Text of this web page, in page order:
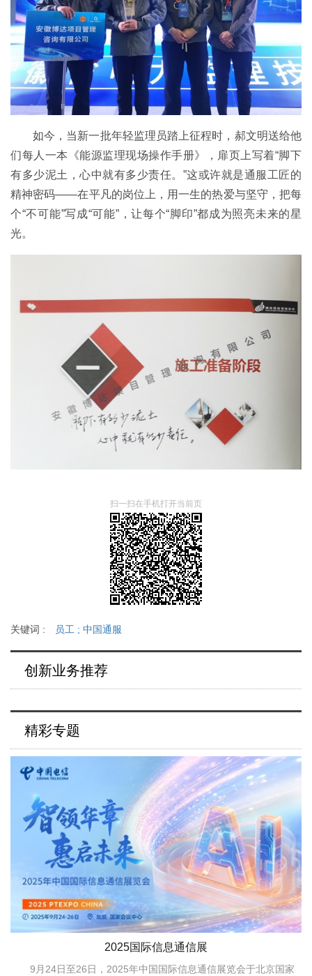
如今，当新一批年轻监理员踏上征程时，郝文明送给他
们每人一本《能源监理现场操作手册》，扉页上写着“脚下
有多少泥土，心中就有多少责任。”这或许就是通服工匠的
精神密码——在平凡的岗位上，用一生的热爱与坚守，把每
个“不可能”写成“可能”，让每个“脚印”都成为照亮未来的星
光。
扫一扫在手机打开当前页
关键词 : 员工 ; 中国通服
创新业务推荐
精彩专题
2025国际信息通信展
9月24日至26日，2025年中国国际信息通信展览会于北京国家